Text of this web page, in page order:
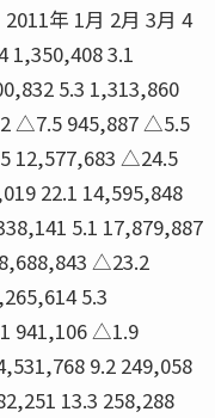
年 1月 2月 3月 4
1,350,408 3.1
5.3 1,313,860
△7.5 945,887 △5.5
12,577,683 △24.5
22.1 14,595,848
5.1 17,879,887
△23.2
5.3
941,106 △1.9
9.2 249,058
13.3 258,288